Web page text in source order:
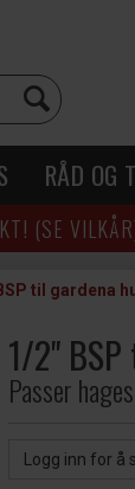
RÅD OG
(SE
til gardena
1/2"
Passer
Logg inn for